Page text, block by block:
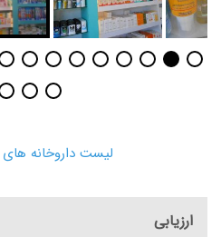
لیست داروخانه
ارزیابی